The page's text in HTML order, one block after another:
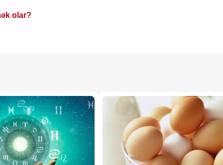
olar?